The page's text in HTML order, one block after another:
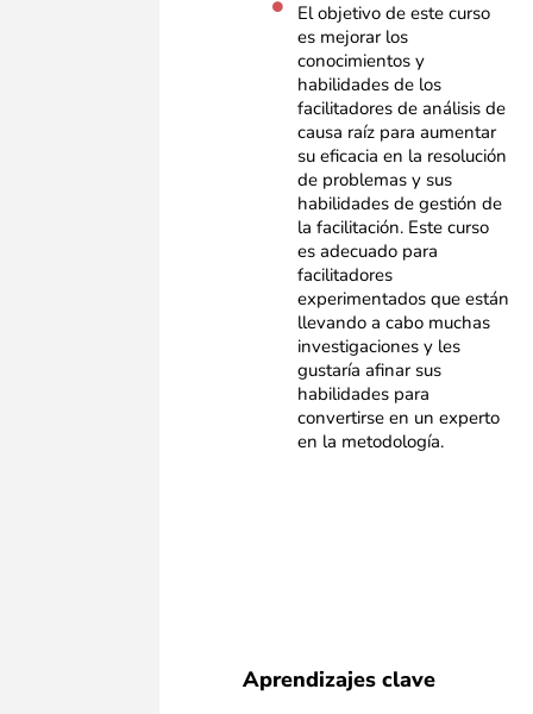
El objetivo de este curso
es mejorar los
conocimientos y
habilidades de los
facilitadores de análisis de
causa raíz para aumentar
su eficacia en la resolución
de problemas y sus
habilidades de gestión de
la facilitación. Este curso
es adecuado para
facilitadores
experimentados que están
llevando a cabo muchas
investigaciones y les
gustaría afinar sus
habilidades para
convertirse en un experto
en la metodología.
Aprendizajes clave